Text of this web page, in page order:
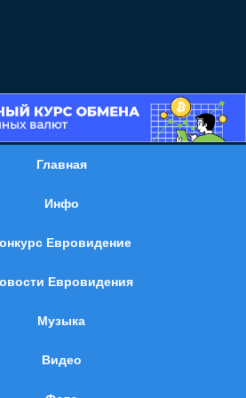
Главная
Инфо
Евровидение
Евровидения
Музыка
Видео